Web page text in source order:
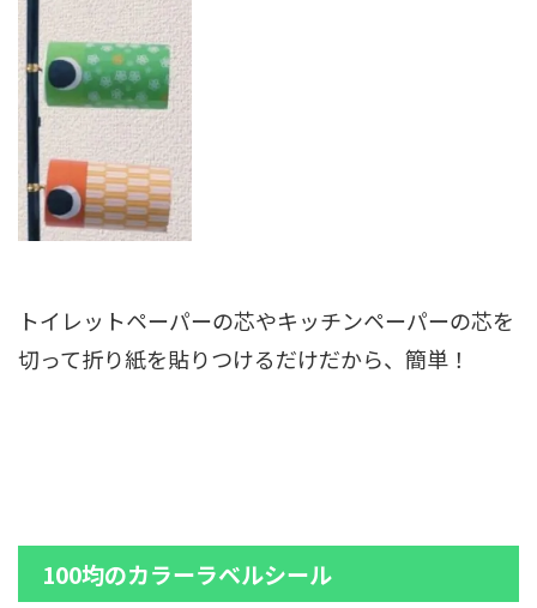
トイレットペーパーの芯やキッチンペーパーの芯を
切って折り紙を貼りつけるだけだから、簡単！
100均のカラーラベルシール